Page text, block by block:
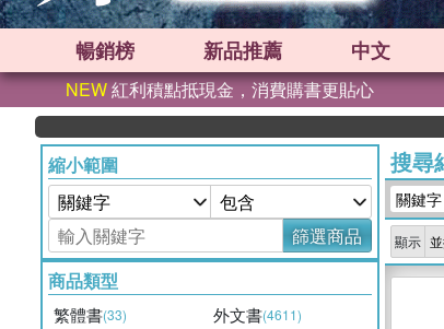
暢銷榜 新品推薦 中文
NEW紅利積點抵現金，消費購書更貼心
縮小範圍
篩選商品
商品類型
繁體書(33) 外文書(4611)
搜尋
關鍵
顯示